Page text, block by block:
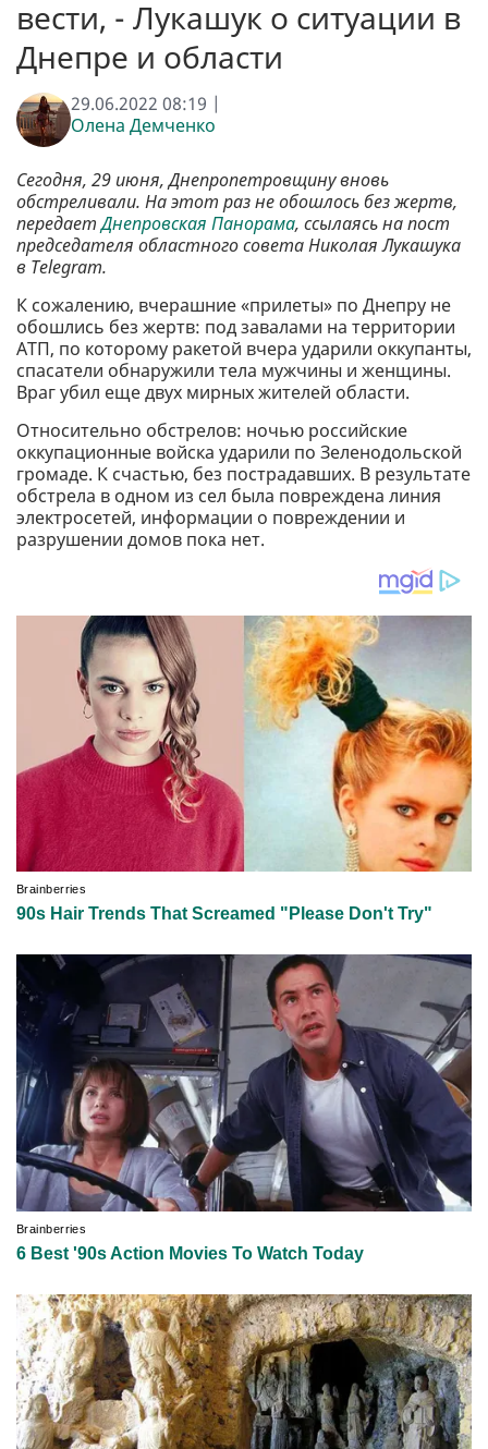
вести, - Лукашук о ситуации в
Днепре и области
29.06.2022 08:19 |
Олена Демченко
Сегодня, 29 июня, Днепропетровщину вновь
обстреливали. На этот раз не обошлось без жертв,
передаетДнепровская Панорама, ссылаясь на пост
председателя областного совета Николая Лукашука
в Telegram.
К сожалению, вчерашние «прилеты» по Днепру не
обошлись без жертв: под завалами на территории
АТП, по которому ракетой вчера ударили оккупанты,
спасатели обнаружили тела мужчины и женщины.
Враг убил еще двух мирных жителей области.
Относительно обстрелов: ночью российские
оккупационные войска ударили по Зеленодольской
громаде. К счастью, без пострадавших. В результате
обстрела в одном из сел была повреждена линия
электросетей, информации о повреждении и
разрушении домов пока нет.